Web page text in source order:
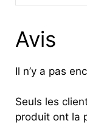
Avis
Il n’y a pas
Seuls les
produit ont la